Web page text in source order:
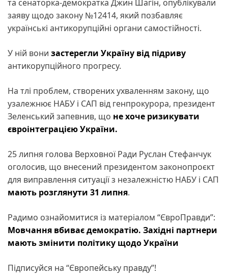
та сенаторка-демократка Джин Шагін, опублікували
заяву щодо закону №12414, який позбавляє
українські антикорупційні органи самостійності.
У ній вони застерегли Україну від підриву
антикорупційного прогресу.
На тлі проблем, створених ухваленням закону, що
узалежнює НАБУ і САП від генпрокурора, президент
Зеленський запевнив, що не хоче ризикувати
євроінтеграцією України.
25 липня голова Верховної Ради Руслан Стефанчук
оголосив, що внесений президентом законопроєкт
для виправлення ситуації з незалежністю НАБУ і САП
мають розглянути 31 липня.
Радимо ознайомитися із матеріалом “ЄвроПравди”:
Мовчання вбиває демократію. Західні партнери
мають змінити політику щодо України
Підписуйся на “Європейську правду”!